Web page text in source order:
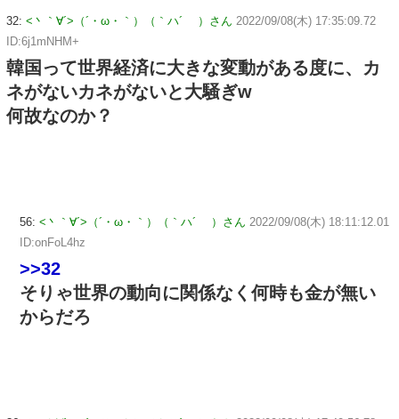
32: <丶｀∀´>（´・ω・｀）（｀ハ´ ）さん 2022/09/08(木) 17:35:09.72
ID:6j1mNHM+
韓国って世界経済に大きな変動がある度に、カ
ネがないカネがないと大騒ぎw
何故なのか？
56: <丶｀∀´>（´・ω・｀）（｀ハ´ ）さん 2022/09/08(木) 18:11:12.01
ID:onFoL4hz
>>32
そりゃ世界の動向に関係なく何時も金が無い
からだろ